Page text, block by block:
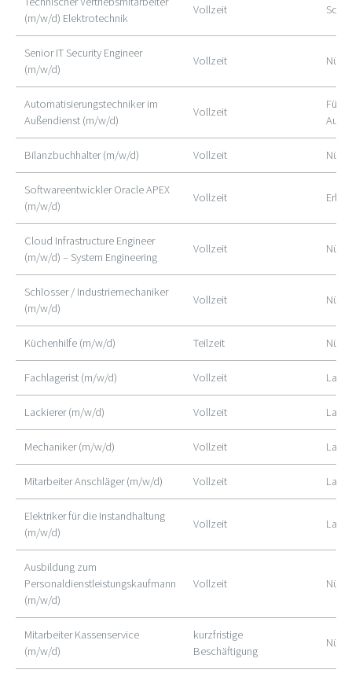
(m/w/d) Elektrotechnik
Vollzeit
Senior IT Security Engineer
(m/w/d)
Vollzeit
Automatisierungstechniker im
Außendienst (m/w/d)
Vollzeit
Bilanzbuchhalter (m/w/d) Vollzeit
Softwareentwickler Oracle APEX
(m/w/d)
Vollzeit
Cloud Infrastructure Engineer
(m/w/d) – System Engineering
Vollzeit
Schlosser / Industriemechaniker
(m/w/d)
Vollzeit
Küchenhilfe (m/w/d) Teilzeit
Fachlagerist (m/w/d) Vollzeit Lauf
Lackierer (m/w/d) Vollzeit Lauf
Mechaniker (m/w/d) Vollzeit Lauf
Mitarbeiter Anschläger (m/w/d) Vollzeit Lauf
Elektriker für die Instandhaltung
(m/w/d)
Vollzeit Lauf
Ausbildung zum
Personaldienstleistungskaufmann
(m/w/d)
Vollzeit
Mitarbeiter Kassenservice
(m/w/d)
kurzfristige
Beschäftigung